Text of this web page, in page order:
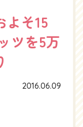
よそ15
ツを5万
2016.06.09